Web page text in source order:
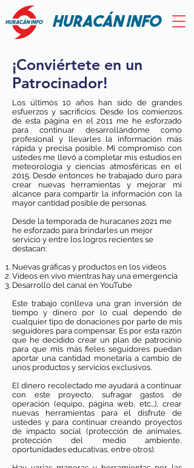
HURACÁN INFO
¡Conviértete en un
Patrocinador!
Los últimos 10 años han sido de grandes
esfuerzos y sacrificios. Desde los comienzos
de esta página en el 2011 me he esforzado
para continuar desarrollándome como
profesional y llevarles la información más
rápida y precisa posible. Mi compromiso con
ustedes me llevó a completar mis estudios en
meteorología y ciencias atmosféricas en el
2015. Desde entonces he trabajado duro para
crear nuevas herramientas y mejorar mi
alcance para compartir la información con la
mayor cantidad posible de personas.
Desde la temporada de huracanes 2021 me
he esforzado para brindarles un mejor
servicio y entre los logros recientes se
destacan:
Nuevas gráficas y productos en los vídeos
Vídeos en vivo mientras hay una emergencia
Desarrollo del canal en YouTube
Este trabajo conlleva una gran inversión de
tiempo y dinero por lo cual dependo de
cualquier tipo de donaciones por parte de mis
seguidores para compensar. Es por esta razón
que he decidido crear un plan de patrocinio
para que mis más fieles seguidores puedan
aportar una cantidad monetaria a cambio de
unos productos y servicios exclusivos.
El dinero recolectado me ayudará a continuar
con este proyecto, sufragar gastos de
operación (equipo, página web, etc...), crear
nuevas herramientas para el disfrute de
ustedes y para continuar creando proyectos
de impacto social (protección de animales,
protección del medio ambiente,
oportunidades educativas, entre otros).